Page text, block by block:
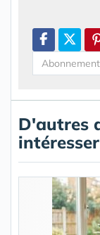
D'autres
intéresser